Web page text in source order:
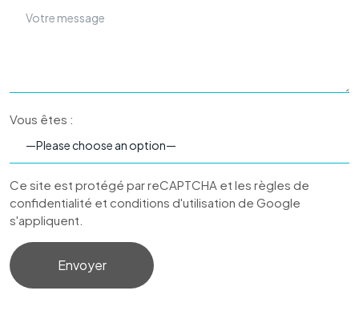
Vous êtes :
Ce site est protégé par reCAPTCHA et les règles de
confidentialité et conditions d'utilisation de Google
s'appliquent.